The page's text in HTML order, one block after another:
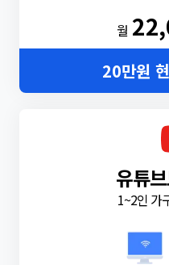
월
20만원
유튜
1~2인 가